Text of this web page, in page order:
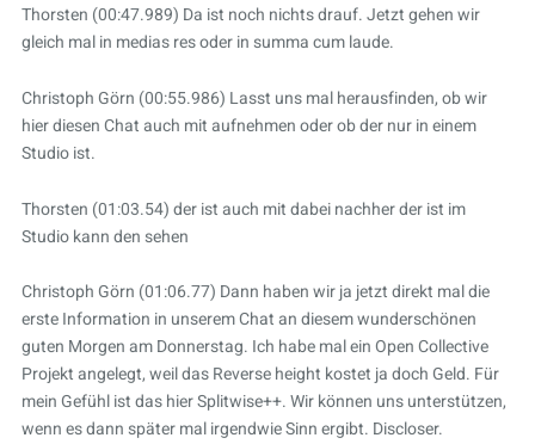
Thorsten (00:47.989) Da ist noch nichts drauf. Jetzt gehen wir
gleich mal in medias res oder in summa cum laude.
Christoph Görn (00:55.986) Lasst uns mal herausfinden, ob wir
hier diesen Chat auch mit aufnehmen oder ob der nur in einem
Studio ist.
Thorsten (01:03.54) der ist auch mit dabei nachher der ist im
Studio kann den sehen
Christoph Görn (01:06.77) Dann haben wir ja jetzt direkt mal die
erste Information in unserem Chat an diesem wunderschönen
guten Morgen am Donnerstag. Ich habe mal ein Open Collective
Projekt angelegt, weil das Reverse height kostet ja doch Geld. Für
mein Gefühl ist das hier Splitwise++. Wir können uns unterstützen,
wenn es dann später mal irgendwie Sinn ergibt. Discloser.